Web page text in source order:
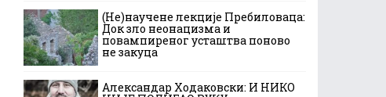
(Не)научене лекције Пребиловаца:
Док зло неонацизма и
повампиреног усташтва поново
не закуца
Александар Ходаковски: И НИКО